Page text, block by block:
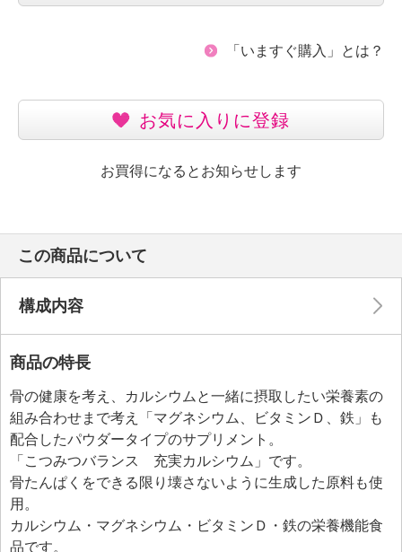
「いますぐ購入」とは？
お気に入りに登録
お買得になるとお知らせします
この商品について
構成内容
商品の特長
骨の健康を考え、カルシウムと一緒に摂取したい栄養素の
組み合わせまで考え「マグネシウム、ビタミンＤ、鉄」も
配合したパウダータイプのサプリメント。
「こつみつバランス 充実カルシウム」です。
骨たんぱくをできる限り壊さないように生成した原料も使
用。
カルシウム・マグネシウム・ビタミンＤ・鉄の栄養機能食
品です。